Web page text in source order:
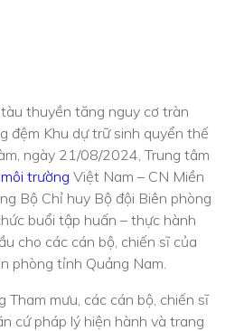
thuyền tăng nguy cơ tràn
đệm Khu dự trữ sinh quyển thế
ngày 21/08/2024, Trung tâm
trường Việt Nam – CN Miền
Bộ Chỉ huy Bộ đội Biên phòng
buổi tập huấn – thực hành
cho các cán bộ, chiến sĩ của
phòng tỉnh Quảng Nam.
mưu, các cán bộ, chiến sĩ
cứ pháp lý hiện hành và trang